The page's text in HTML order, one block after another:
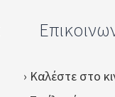
› Καλέστε στο